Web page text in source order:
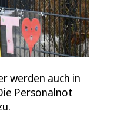
werden auch in
Personalnot